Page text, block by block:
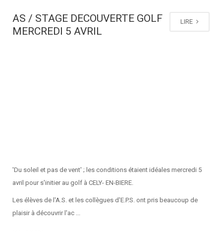
LIRE
AS / STAGE DECOUVERTE GOLF
MERCREDI 5 AVRIL
'Du soleil et pas de vent' ; les conditions étaient idéales mercredi 5
avril pour s'initier au golf à CELY- EN-BIERE.
Les élèves de l'A.S. et les collègues d'E.P.S. ont pris beaucoup de
plaisir à découvrir l'ac ...